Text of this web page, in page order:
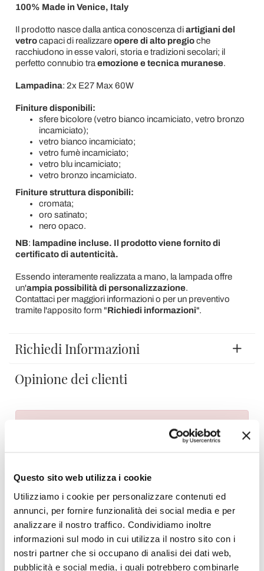
Questo sito web utilizza i cookie
Utilizziamo i cookie per personalizzare contenuti ed
annunci, per fornire funzionalità dei social media e per
analizzare il nostro traffico. Condividiamo inoltre
informazioni sul modo in cui utilizza il nostro sito con i
nostri partner che si occupano di analisi dei dati web,
pubblicità e social media, i quali potrebbero combinarle
100% Made in Venice, Italy
Il prodotto nasce dalla antica conoscenza diartigiani del
vetrocapaci di realizzareopere di alto pregioche
racchiudono in esse valori, storia e tradizioni secolari; il
perfetto connubio tra emozione e tecnica muranese.
Lampadina: 2x E27 Max 60W
Finiture disponibili:
sfere bicolore (vetro bianco incamiciato, vetro bronzo
incamiciato);
vetro bianco incamiciato;
vetro fumè incamiciato;
vetro blu incamiciato;
vetro bronzo incamiciato.
Finiture struttura disponibili:
cromata;
oro satinato;
nero opaco.
NB: lampadine incluse. Il prodotto viene fornito di
certificato di autenticità.
Essendo interamente realizzata a mano, la lampada offre
un'ampia possibilità di personalizzazione.
Contattaci per maggiori informazioni o per un preventivo
tramite l'apposito form "Richiedi informazioni".
Richiedi Informazioni
Opinione dei clienti
Devi accedere per poter scrivere la tua opinione.
Aggiungi alla Wish List
Invia la tua opinione su questo prodotto Stampa
Condividi